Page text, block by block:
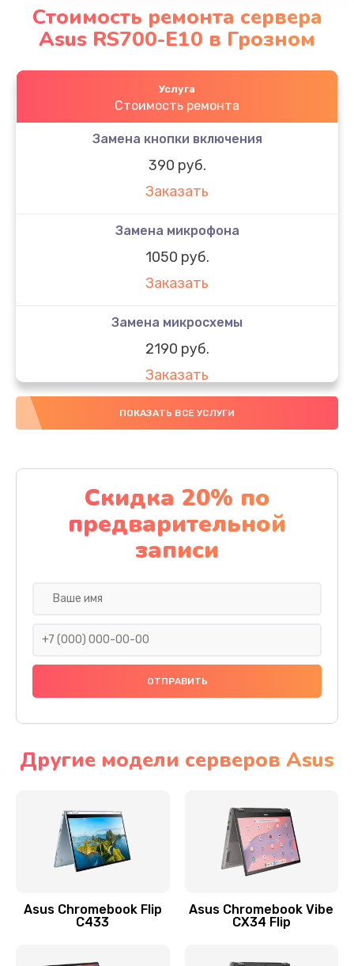
Стоимость ремонта сервера
Asus RS700-E10 в Грозном
Услуга
Стоимость ремонта
Замена кнопки включения
390 руб.
Заказать
Замена микрофона
1050 руб.
Заказать
Замена микросхемы
2190 руб.
Заказать
Замена передней камеры
Заказать
Замена полифонического динамика
390 руб.
Заказать
Сбор/Разбор
Замена кнопки Home (домой)
ПОКАЗАТЬ ВСЕ УСЛУГИ
Скидка 20% по
предварительной
записи
Другие модели серверов Asus
Asus Chromebook Flip
C433
Asus Chromebook Vibe
CX34 Flip